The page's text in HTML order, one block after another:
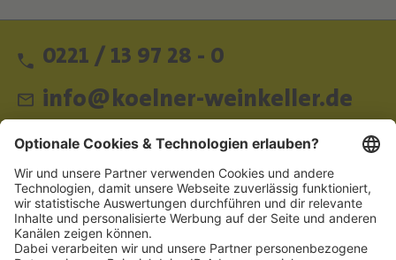
0221 / 13 97 28 - 0
info@koelner-weinkeller.de
Schnellzugriff
ZAHLUNGSMETHODEN